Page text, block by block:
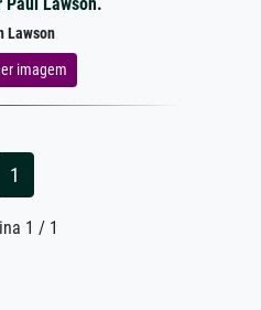
Lawson
imagem
1
1 / 1